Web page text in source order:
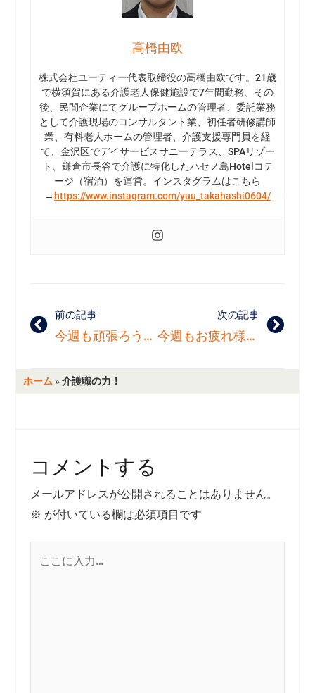
高橋由欧
株式会社ユーティー代表取締役の高橋由欧です。21歳
で横須賀にある介護老人保健施設で7年間勤務、その
後、民間企業にてグループホームの管理者、委託業務
として介護現場のコンサルタント業、初任者研修講師
業、有料老人ホームの管理者、介護支援専門員を経
て、金沢区でデイサービスサニーテラス、SPAリゾー
ト、鎌倉市長谷で介護に特化したハセノ島Hotelコテ
ージ（宿泊）を運営。インスタグラムはこちら
→ https://www.instagram.com/yuu_takahashi0604/
前の記事
今週も頑張ろう！！
次の記事
今週もお疲れ様でした！！
ホーム »介護職の力！
コメントする
メールアドレスが公開されることはありません。
※ が付いている欄は必須項目です